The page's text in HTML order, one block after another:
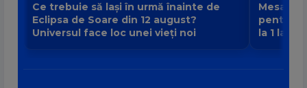
Ce trebuie să lași în urmă înainte de
Eclipsa de Soare din 12 august?
Universul face loc unei vieți noi
Mesajul
pentru
la 1 la 9